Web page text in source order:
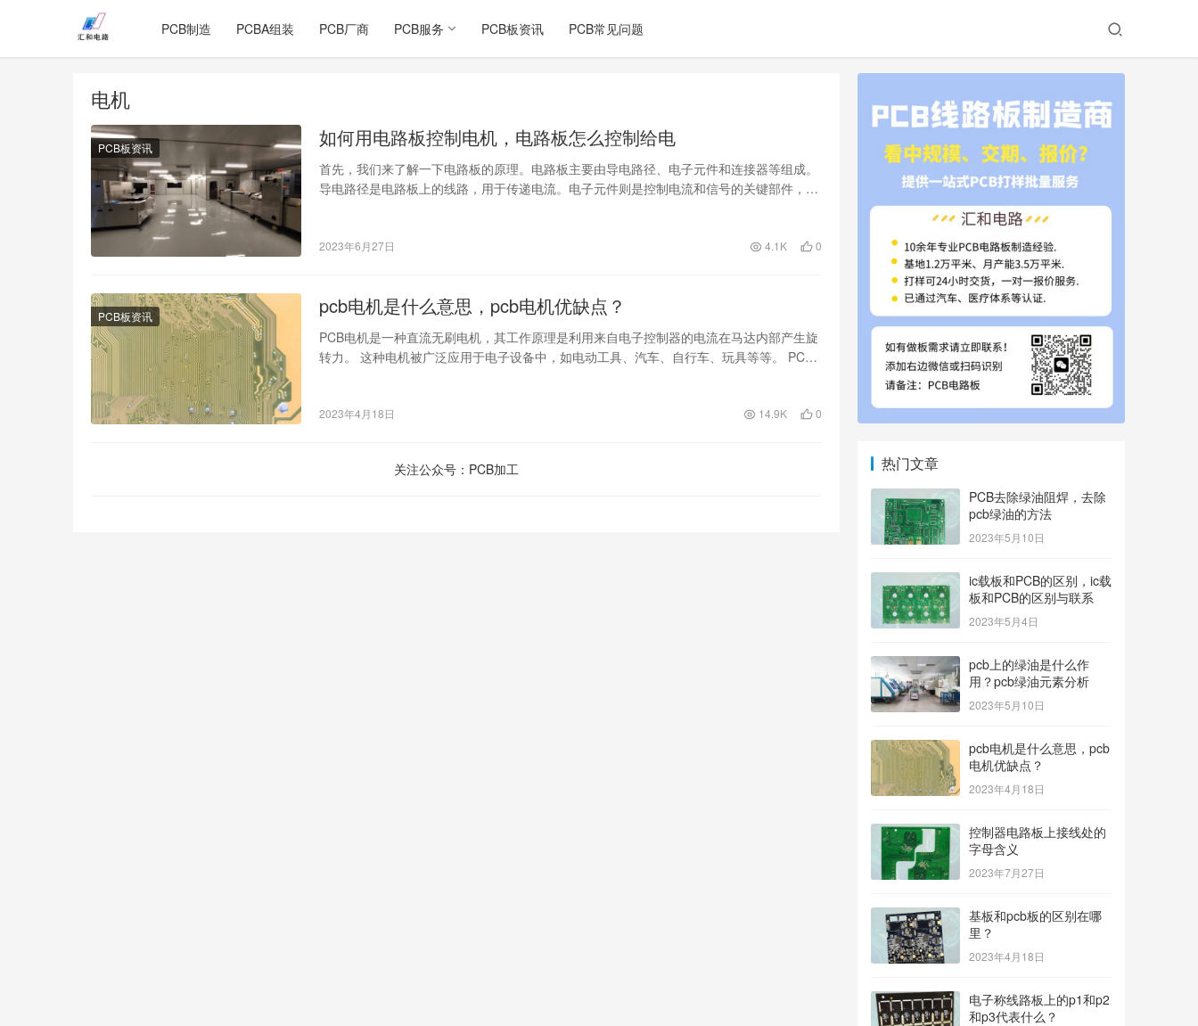
PCB制造 PCBA组装 PCB厂商 PCB服务 PCB板资讯 PCB常见问题
电机
PCB板资讯 如何用电路板控制电机，电路板怎么控制给电
首先，我们来了解一下电路板的原理。电路板主要由导电路径、电子元件和连接器等组成。
导电路径是电路板上的线路，用于传递电流。电子元件则是控制电流和信号的关键部件，包
2023年6月27日 4.1K 0
PCB板资讯 pcb电机是什么意思，pcb电机优缺点？
PCB电机是一种直流无刷电机，其工作原理是利用来自电子控制器的电流在马达内部产生旋
转力。 这种电机被广泛应用于电子设备中，如电动工具、汽车、自行车、玩具等等。 PCB
2023年4月18日 14.9K 0
关注公众号：PCB加工 热门文章
PCB去除绿油阻焊，去除
pcb绿油的方法
2023年5月10日
ic载板和PCB的区别，ic载
板和PCB的区别与联系
2023年5月4日
pcb上的绿油是什么作
用？pcb绿油元素分析
2023年5月10日
pcb电机是什么意思，pcb
电机优缺点？
2023年4月18日
控制器电路板上接线处的
字母含义
2023年7月27日
基板和pcb板的区别在哪
里？
2023年4月18日
电子称线路板上的p1和p2
和p3代表什么？